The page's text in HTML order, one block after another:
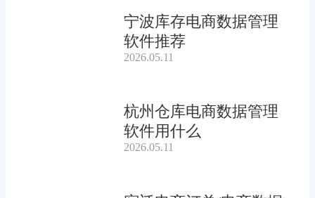
宁波库存电商数据管理
软件推荐
2026.05.11
杭州仓库电商数据管理
软件用什么
2026.05.11